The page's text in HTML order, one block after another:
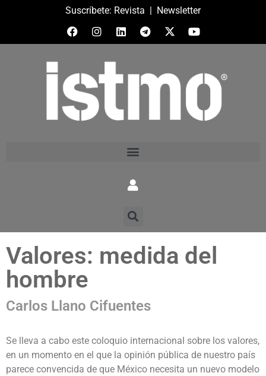
Suscríbete: Revista | Newsletter
Valores: medida del
hombre
Carlos Llano Cifuentes
Se lleva a cabo este coloquio internacional sobre los valores,
en un momento en el que la opinión pública de nuestro país
parece convencida de que México necesita un nuevo modelo